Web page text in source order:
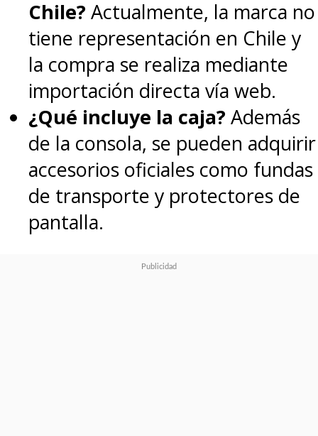
unidades obtienen maná
según sus roles y la manera
en que los campeones
interactúan con varios
sistemas de juego.
Por ejemplo, lostanques
(campeones defensivos que
ahora obtendrán 5 de maná por
Chile? Actualmente, la marca no
tiene representación en Chile y
la compra se realiza mediante
importación directa vía web.
¿Qué incluye la caja? Además
de la consola, se pueden adquirir
accesorios oficiales como fundas
de transporte y protectores de
pantalla.